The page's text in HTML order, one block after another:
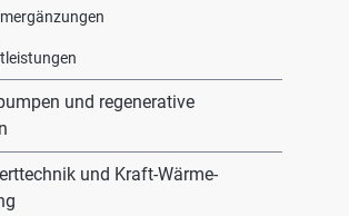
und regenerative
und Kraft-Wärme-